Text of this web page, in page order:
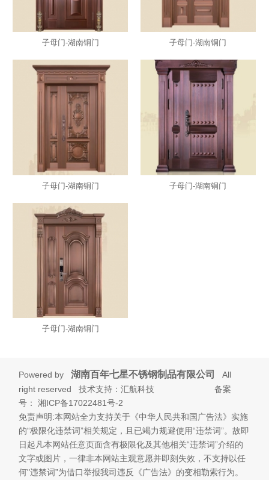
子母门-湖南铜门 子母门-湖南铜门
子母门-湖南铜门 子母门-湖南铜门
子母门-湖南铜门
Powered by湖南百年七星不锈钢制品有限公司
All
right reserved 技术支持：汇航科技 备案
号：湘ICP备17022481号-2
免责声明:本网站全力支持关于《中华人民共和国广告法》实施
的“极限化违禁词”相关规定，且已竭力规避使用“违禁词”。故即
日起凡本网站任意页面含有极限化及其他相关“违禁词”介绍的
文字或图片，一律非本网站主观意愿并即刻失效，不支持以任
何"违禁词”为借口举报我司违反《广告法》的变相勒索行为。